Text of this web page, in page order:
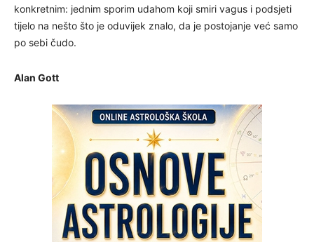
konkretnim: jednim sporim udahom koji smiri vagus i podsjeti
tijelo na nešto što je oduvijek znalo, da je postojanje već samo
po sebi čudo.
Alan Gott